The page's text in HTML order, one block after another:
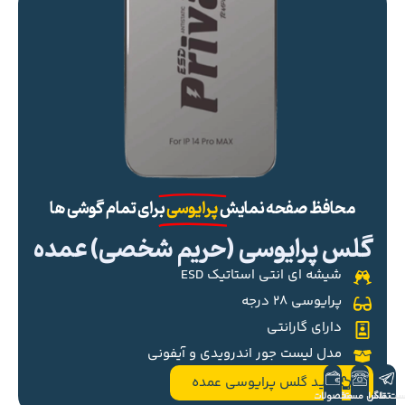
محافظ صفحه نمایشپرایوسیبرای تمام گوشی ها
گلس پرایوسی (حریم شخصی) عمده
شیشه ای انتی استاتیک ESD
پرایوسی ۲۸ درجه
دارای گارانتی
مدل لیست جور اندرویدی و آیفونی
خرید گلس پرایوسی عمده
تلگرام
تماس مستقیم
محصولات